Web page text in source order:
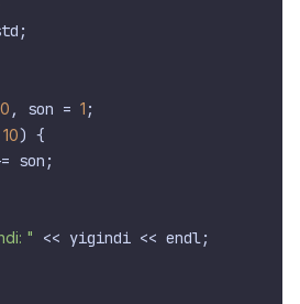
0 , son = 1 ;
10) {
son;
" << yigindi << endl;